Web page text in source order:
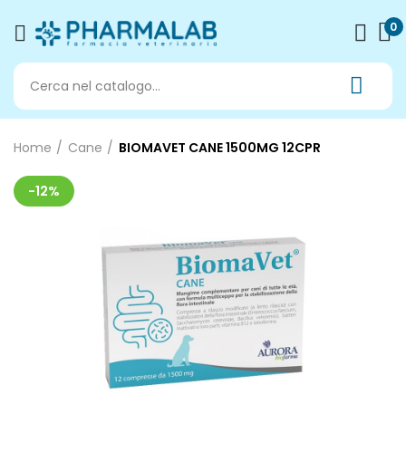
0
Home Cane BIOMAVET CANE 1500MG 12CPR
-12%